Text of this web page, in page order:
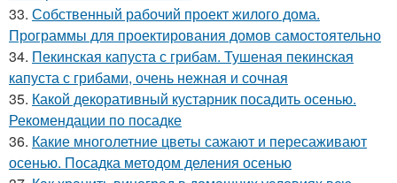
33. Собственный рабочий проект жилого дома.
Программы для проектирования домов самостоятельно
34. Пекинская капуста с грибам. Тушеная пекинская
капуста с грибами, очень нежная и сочная
35. Какой декоративный кустарник посадить осенью.
Рекомендации по посадке
36. Какие многолетние цветы сажают и пересаживают
осенью. Посадка методом деления осенью